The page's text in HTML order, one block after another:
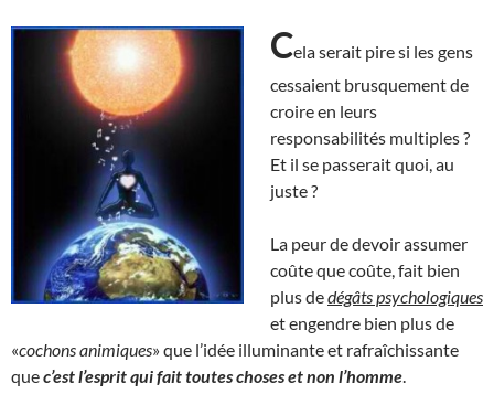
Cela serait pire si les gens
cessaient brusquement de
croire en leurs
responsabilités multiples ?
Et il se passerait quoi, au
juste ?
La peur de devoir assumer
coûte que coûte, fait bien
plus dedégâts psychologiques
et engendre bien plus de
«cochons animiques» que l’idée illuminante et rafraîchissante
quec’est l’esprit qui fait toutes choses et non l’homme